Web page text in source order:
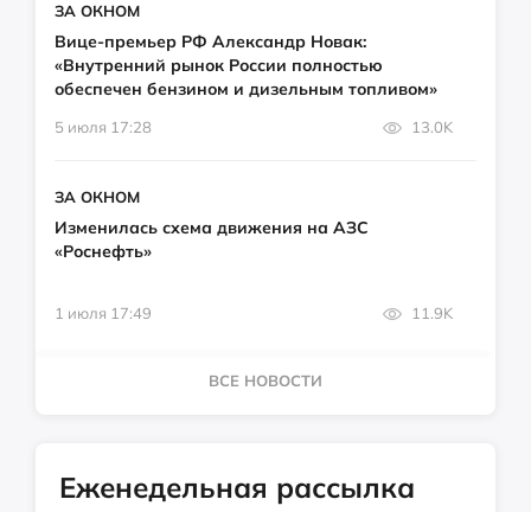
ЗА ОКНОМ
Вице-премьер РФ Александр Новак:
«Внутренний рынок России полностью
обеспечен бензином и дизельным топливом»
5 июля 17:28 13.0K
ЗА ОКНОМ
Изменилась схема движения на АЗС
«Роснефть»
1 июля 17:49 11.9K
ВСЕ НОВОСТИ
Еженедельная рассылка